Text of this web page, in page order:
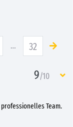
… 32
9/10
Team.